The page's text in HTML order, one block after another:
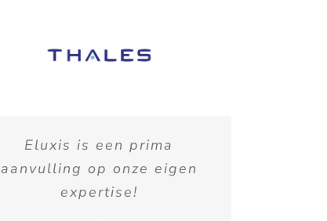
Eluxis is een prima
aanvulling op onze eigen
expertise!